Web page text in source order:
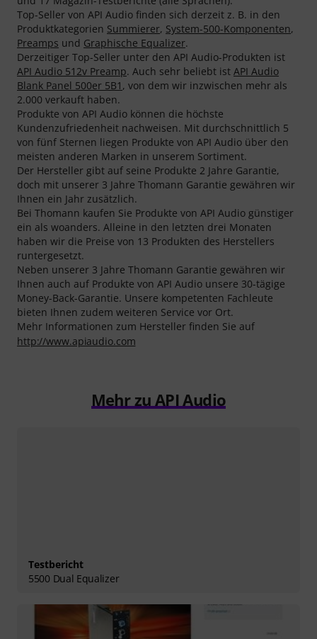
Top-Seller von API Audio finden sich derzeit z. B. in den
Produktkategorien Summierer, System-500-Komponenten,
Preamps und Graphische Equalizer.
Derzeitiger Top-Seller unter den API Audio-Produkten ist
API Audio 512v Preamp. Auch sehr beliebt ist API Audio
Blank Panel 500er 5B1 , von dem wir inzwischen mehr als
2.000 verkauft haben.
Produkte von API Audio können die höchste
Kundenzufriedenheit nachweisen. Mit durchschnittlich 5
von fünf Sternen liegen Produkte von API Audio über den
meisten anderen Marken in unserem Sortiment.
Der Hersteller gibt auf seine Produkte 2 Jahre Garantie,
doch mit unserer 3 Jahre Thomann Garantie gewähren wir
Ihnen ein Jahr zusätzlich.
Bei Thomann kaufen Sie Produkte von API Audio günstiger
ein als woanders. Alleine in den letzten drei Monaten
haben wir die Preise von 13 Produkten des Herstellers
runtergesetzt.
Neben unserer 3 Jahre Thomann Garantie gewähren wir
Ihnen auch auf Produkte von API Audio unsere 30-tägige
Money-Back-Garantie. Unsere kompetenten Fachleute
bieten Ihnen zudem weiteren Service vor Ort.
Mehr Informationen zum Hersteller finden Sie auf
http://www.apiaudio.com
Mehr zu API Audio
Testbericht
5500 Dual Equalizer